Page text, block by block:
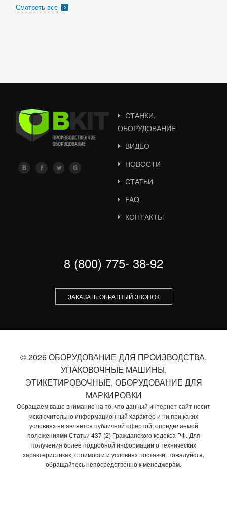
Смотреть все
СТАНКИ,
ОБОРУДОВАНИЕ
ВИДЕО
НОВОСТИ
СТАТЬИ
FAQ
КОНТАКТЫ
8 (800) 775- 38-92
ЗАКАЗАТЬ ОБРАТНЫЙ ЗВОНОК
© 2026 ОБОРУДОВАНИЕ ДЛЯ ПРОИЗВОДСТВА.
УПАКОВОЧНЫЕ МАШИНЫ,
ЭТИКЕТИРОВОЧНЫЕ, ОБОРУДОВАНИЕ ДЛЯ
МАРКИРОВКИ
Обращаем ваше внимание на то, что данный интернет-сайт носит
исключительно информационный характер и ни при каких
условиях не является публичной офертой, определяемой
положениями Статьи 437 (2) Гражданского кодекса РФ. Для
получения более подробной информации о технических
характеристиках, стоимости и условиях поставки, пожалуйста,
обращайтесь непосредственно к менеджерам.